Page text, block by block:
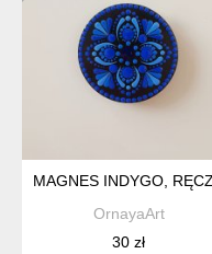
MAGNES INDYGO,
OrnayaArt
30 zł